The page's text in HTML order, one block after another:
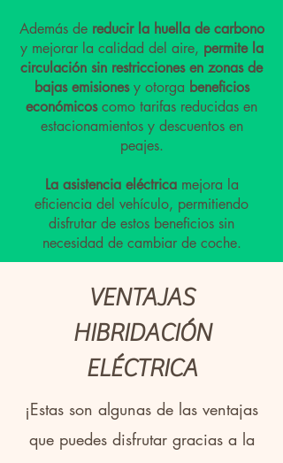
Además de reducir la huella de carbono
y mejorar la calidad del aire, permite la
circulación sin restricciones en zonas de
bajas emisionesy otorga beneficios
económicoscomo tarifas reducidas en
estacionamientos y descuentos en
peajes.
La asistencia eléctricamejora la
eficiencia del vehículo, permitiendo
disfrutar de estos beneficios sin
necesidad de cambiar de coche.
VENTAJAS
HIBRIDACIÓN
ELÉCTRICA
¡Estas son algunas de las ventajas
que puedes disfrutar gracias a la